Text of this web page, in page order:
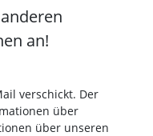
an!
verschickt. Der
über
über unseren